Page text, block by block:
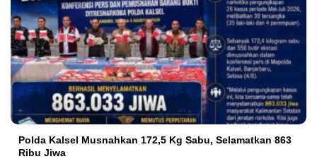
Polda Kalsel Musnahkan 172,5 Kg Sabu, Selamatkan 863
Ribu Jiwa